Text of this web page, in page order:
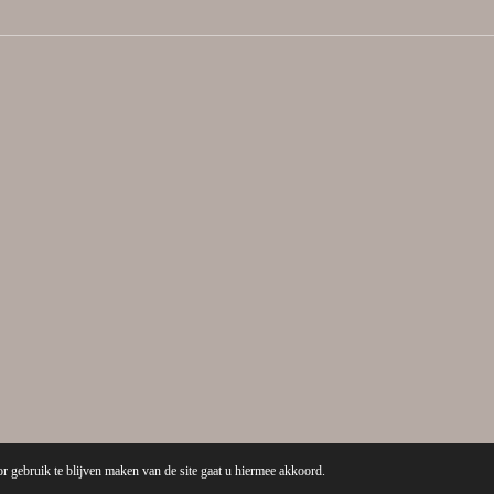
te blijven maken van de site gaat u hiermee akkoord.